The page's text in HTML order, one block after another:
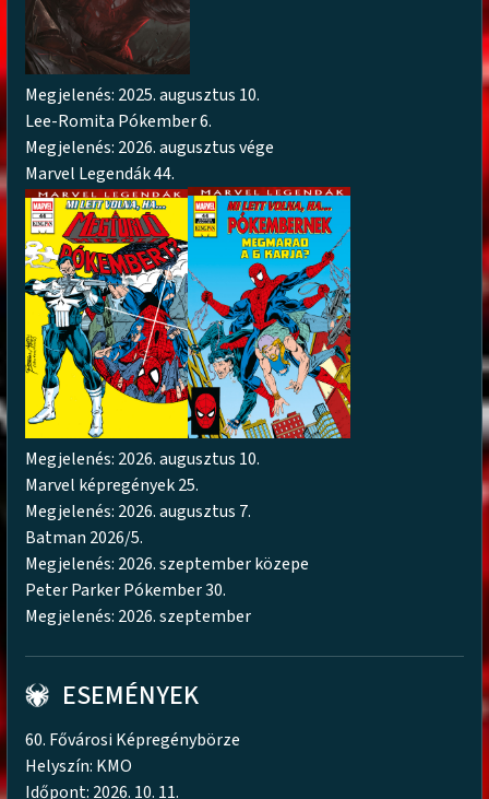
Megjelenés: 2025. augusztus 10.
Lee-Romita Pókember 6.
Megjelenés: 2026. augusztus vége
Marvel Legendák 44.
Megjelenés: 2026. augusztus 10.
Marvel képregények 25.
Megjelenés: 2026. augusztus 7.
Batman 2026/5.
Megjelenés: 2026. szeptember közepe
Peter Parker Pókember 30.
Megjelenés: 2026. szeptember
ESEMÉNYEK
60. Fővárosi Képregénybörze
Helyszín: KMO
Időpont: 2026. 10. 11.